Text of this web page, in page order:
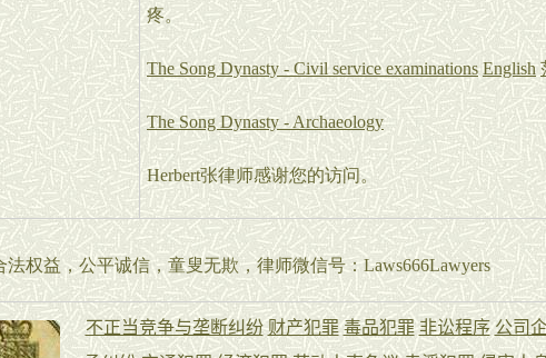
疼。
The Song Dynasty - Civil service examinations English
The Song Dynasty - Archaeology
Herbert张律师感谢您的访问。
法权益，公平诚信，童叟无欺，律师微信号：Laws666Lawyers